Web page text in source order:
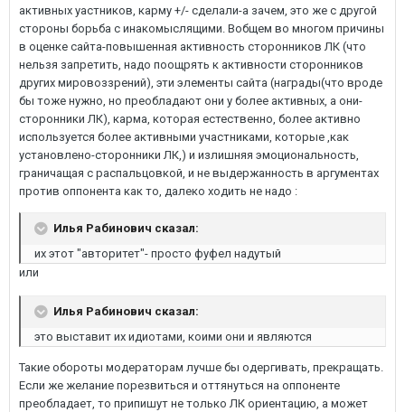
активных уастников, карму +/- сделали-а зачем, это же с другой
стороны борьба с инакомыслящими. Вобщем во многом причины
в оценке сайта-повышенная активность сторонников ЛК (что
нельзя запретить, надо поощрять к активности сторонников
других мировоззрений), эти элементы сайта (награды(что вроде
бы тоже нужно, но преобладают они у более активных, а они-
сторонники ЛК), карма, которая естественно, более активно
используется более активными участниками, которые ,как
установлено-сторонники ЛК,) и излишняя эмоциональность,
граничащая с распальцовкой, и не выдержанность в аргументах
против оппонента как то, далеко ходить не надо :
Илья Рабинович сказал:
их этот "авторитет"- просто фуфел надутый
или
Илья Рабинович сказал:
это выставит их идиотами, коими они и являются
Такие обороты модераторам лучше бы одергивать, прекращать.
Если же желание порезвиться и оттянуться на оппоненте
преобладает, то припишут не только ЛК ориентацию, а может